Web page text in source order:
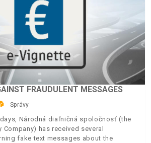
FRAUDULENT MESSAGES
Správy
Národná diaľničná spoločnosť (the
has received several
fake text messages about the